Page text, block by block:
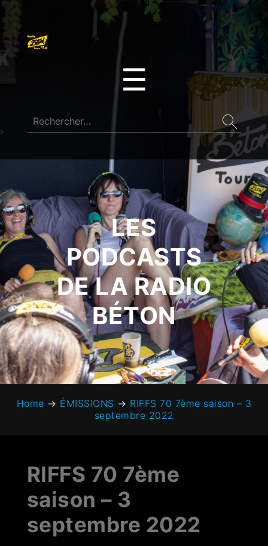
☰
LES
PODCASTS
DE LA RADIO
BÉTON
Home → ÉMISSIONS → RIFFS 70 7ème saison – 3
septembre 2022
RIFFS 70 7ème
saison – 3
septembre 2022